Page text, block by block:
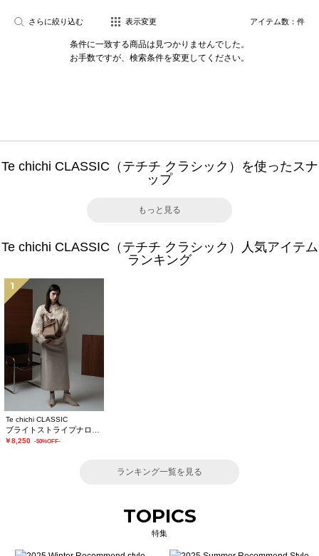
さらに絞り込む 表示変更 アイテム数： 件
条件に一致する商品は見つかりませんでした。
お手数ですが、検索条件を変更してください。
Te chichi CLASSIC（テチチ クラシック）を使ったスナ
ップ
もっと見る
Te chichi CLASSIC（テチチ クラシック）人気アイテム
ランキング
1
Te chichi CLASSIC
￥8,250 -50%OFF-
ランキング一覧を見る
TOPICS
特集